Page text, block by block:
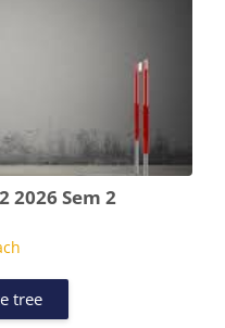
2026 Sem 2
tree